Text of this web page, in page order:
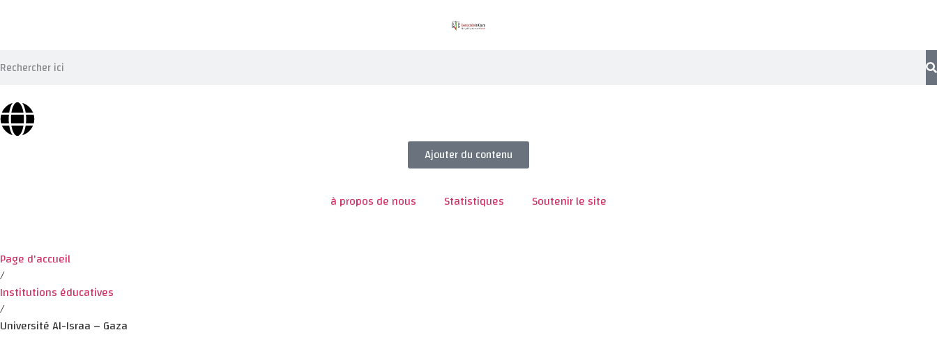
Ajouter du contenu
à propos de nous Statistiques Soutenir le site
Page d'accueil
/
Institutions éducatives
/
Université Al-Israa – Gaza